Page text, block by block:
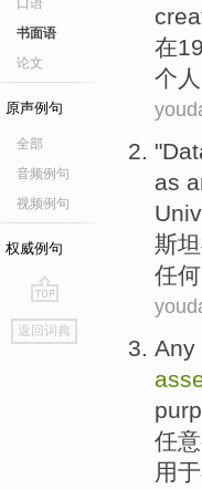
口语
书面语
论文
原声例句
全部
音频例句
视频例句
权威例句
go
top
返回词典
在
个
"
as
斯
任何
Any
任意
用